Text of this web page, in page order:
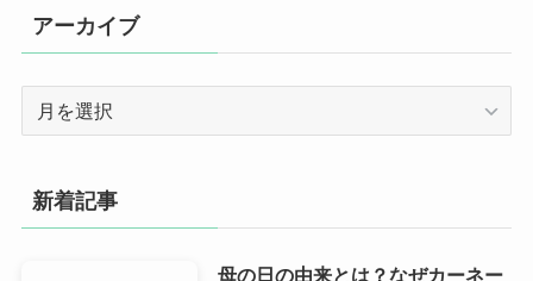
リ
ー
アーカイブ
イ
ブ
新着記事
母の日の由来とは？なぜカーネー